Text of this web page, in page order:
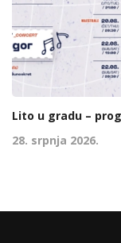
Lito u gradu –
28. srpnja 2026.